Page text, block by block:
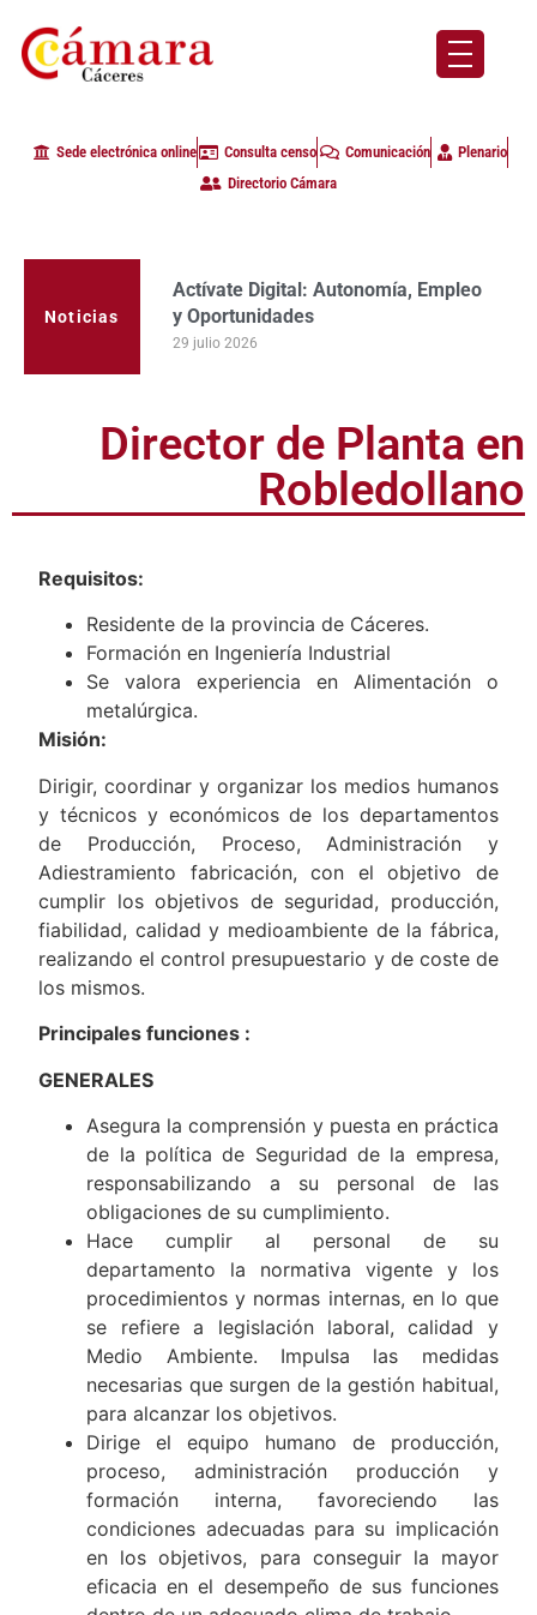
Sede electrónica online Consulta censo Comunicación
Plenario
Directorio Cámara
Actívate Digital: Autonomía, Empleo
y Oportunidades
29 julio 2026
La Cámara de Comercio de Cáceres
clausura con alta participación de
empresas en la primera edición del
Director de Planta en
Requisitos:
Residente de la provincia de Cáceres.
Formación en Ingeniería Industrial
Se valora experiencia en Alimentación o
Misión:
Dirigir, coordinar y organizar los medios humanos
y técnicos y económicos de los departamentos
de Producción, Proceso, Administración y
Adiestramiento fabricación, con el objetivo de
cumplir los objetivos de seguridad, producción,
fiabilidad, calidad y medioambiente de la fábrica,
los mismos.
Principales funciones :
GENERALES
Asegura la comprensión y puesta en práctica
de la política de Seguridad de la empresa,
responsabilizando a su personal de las
obligaciones de su cumplimiento.
Hace cumplir al personal de su
departamento la normativa vigente y los
procedimientos y normas internas, en lo que
se refiere a legislación laboral, calidad y
Medio Ambiente. Impulsa las medidas
necesarias que surgen de la gestión habitual,
para alcanzar los objetivos.
Dirige el equipo humano de producción,
proceso, administración producción y
formación interna, favoreciendo las
condiciones adecuadas para su implicación